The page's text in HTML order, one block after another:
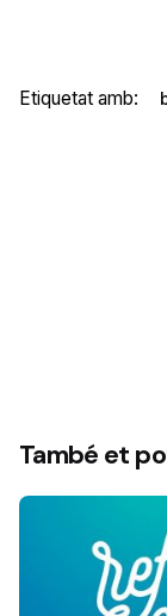
Etiquetat amb:
També et